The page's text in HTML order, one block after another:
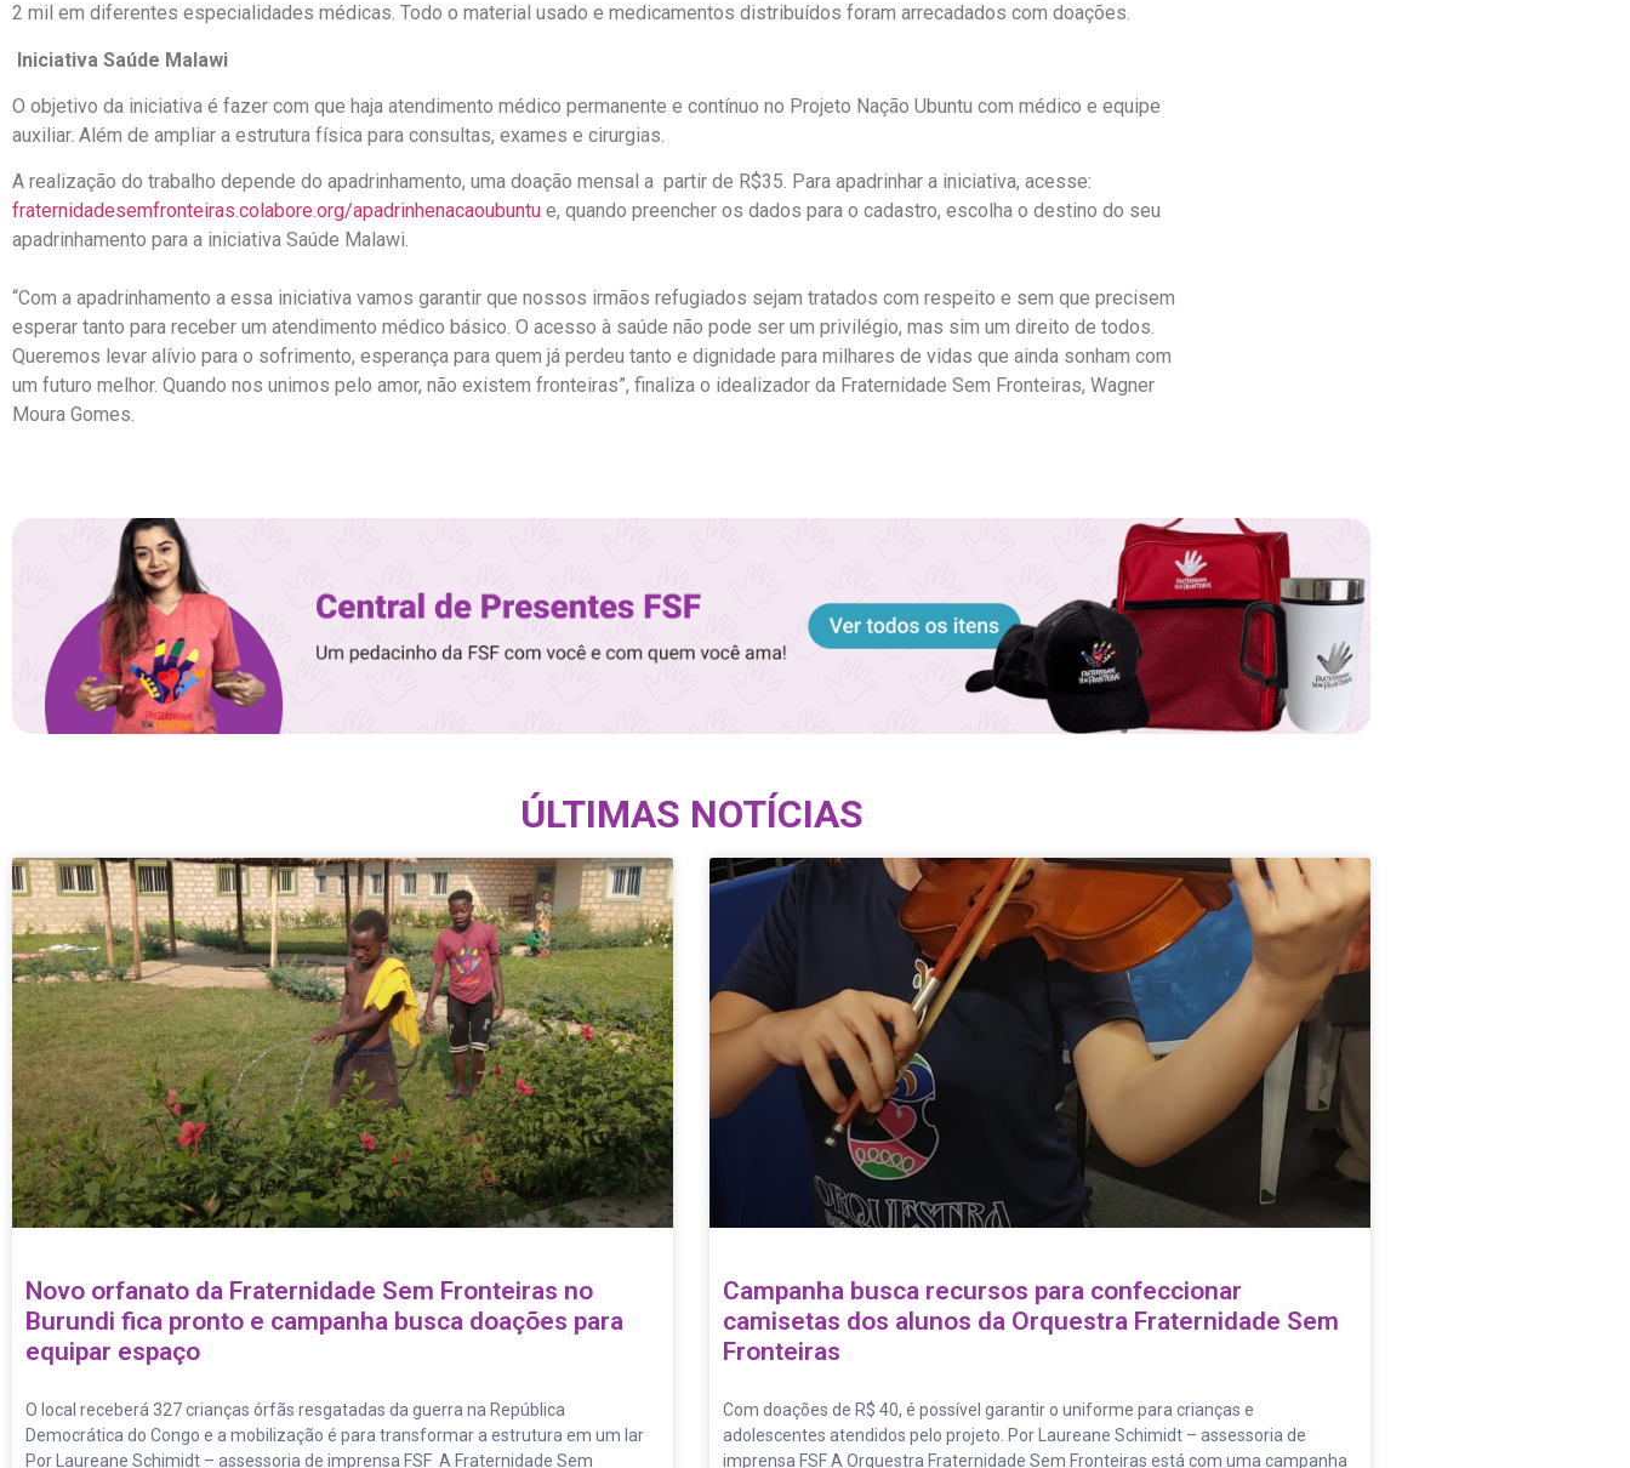
2 mil em diferentes especialidades médicas. Todo o material usado e medicamentos distribuídos foram arrecadados com doações.
Iniciativa Saúde Malawi
O objetivo da iniciativa é fazer com que haja atendimento médico permanente e contínuo no Projeto Nação Ubuntu com médico e equipe
auxiliar. Além de ampliar a estrutura física para consultas, exames e cirurgias.
A realização do trabalho depende do apadrinhamento, uma doação mensal a partir de R$35. Para apadrinhar a iniciativa, acesse:
fraternidadesemfronteiras.colabore.org/apadrinhenacaoubuntu e, quando preencher os dados para o cadastro, escolha o destino do seu
apadrinhamento para a iniciativa Saúde Malawi.
“Com a apadrinhamento a essa iniciativa vamos garantir que nossos irmãos refugiados sejam tratados com respeito e sem que precisem
esperar tanto para receber um atendimento médico básico. O acesso à saúde não pode ser um privilégio, mas sim um direito de todos.
Queremos levar alívio para o sofrimento, esperança para quem já perdeu tanto e dignidade para milhares de vidas que ainda sonham com
um futuro melhor. Quando nos unimos pelo amor, não existem fronteiras”, finaliza o idealizador da Fraternidade Sem Fronteiras, Wagner
Moura Gomes.
ÚLTIMAS NOTÍCIAS
Novo orfanato da Fraternidade Sem Fronteiras no
Burundi fica pronto e campanha busca doações para
equipar espaço
O local receberá 327 crianças órfãs resgatadas da guerra na República
Democrática do Congo e a mobilização é para transformar a estrutura em um lar
Por Laureane Schimidt – assessoria de imprensa FSF A Fraternidade Sem
Campanha busca recursos para confeccionar
camisetas dos alunos da Orquestra Fraternidade Sem
Fronteiras
Com doações de R$ 40, é possível garantir o uniforme para crianças e
adolescentes atendidos pelo projeto. Por Laureane Schimidt – assessoria de
imprensa FSF A Orquestra Fraternidade Sem Fronteiras está com uma campanha